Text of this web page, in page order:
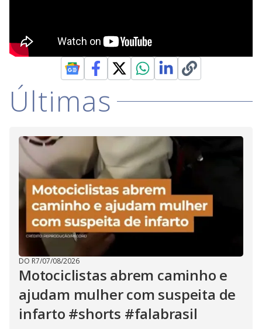
Últimas
DO R7/07/08/2026
Motociclistas abrem caminho e
ajudam mulher com suspeita de
infarto #shorts #falabrasil